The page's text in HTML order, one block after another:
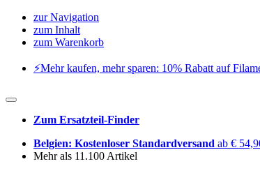
zur Navigation
zum Inhalt
zum Warenkorb
⚡️Mehr kaufen, mehr sparen: 10% Rabatt auf
Zum Ersatzteil-Finder
Belgien: Kostenloser Standardversand ab €
Mehr als 11.100 Artikel